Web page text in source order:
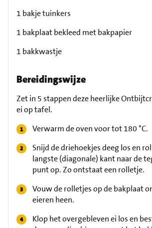
1 bakje tuinkers
1 bakplaat bekleed met bakpapier
1 bakkwastje
Bereidingswijze
Zet in 5 stappen deze heerlijke
ei op tafel.
Verwarm de oven voor tot 180 °C.
Snijd de driehoekjes deeg los en
langste (diagonale) kant naar de
punt op. Zo ontstaat een rolletje.
Vouw de rolletjes op de bakplaat
eieren heen.
Klop het overgebleven ei los en